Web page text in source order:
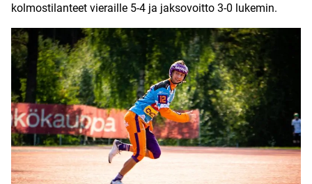
kolmostilanteet vieraille 5-4 ja jaksovoitto 3-0 lukemin.